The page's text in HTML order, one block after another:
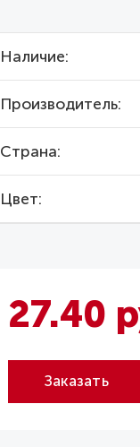
Наличие
Производитель
Страна
Цвет
27.40
Заказать